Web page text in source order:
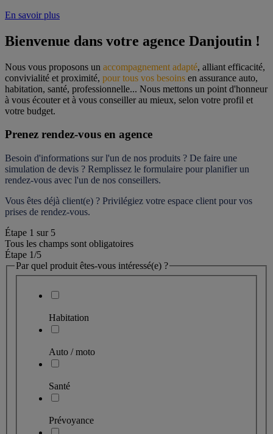
En savoir plus
Bienvenue dans votre agence Danjoutin !
Nous vous proposons un accompagnement adapté, alliant efficacité,
convivialité et proximité, pour tous vos besoins en assurance auto,
habitation, santé, professionnelle... Nous mettons un point d'honneur
à vous écouter et à vous conseiller au mieux, selon votre profil et
votre budget.
Prenez rendez-vous en agence
Besoin d'informations sur l'un de nos produits ? De faire une
simulation de devis ? Remplissez le formulaire pour planifier un
rendez-vous avec l'un de nos conseillers.
Vous êtes déjà client(e) ? Privilégiez votre espace client pour vos
prises de rendez-vous.
Étape 1 sur 5
Tous les champs sont obligatoires
Étape 1/5
Par quel produit êtes-vous intéressé(e) ?
Habitation
Auto / moto
Santé
Prévoyance